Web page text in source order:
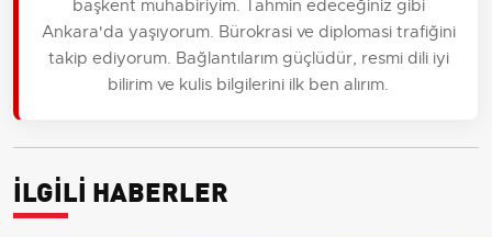
başkent muhabiriyim. Tahmin edeceğiniz gibi
Ankara'da yaşıyorum. Bürokrasi ve diplomasi trafiğini
takip ediyorum. Bağlantılarım güçlüdür, resmi dili iyi
bilirim ve kulis bilgilerini ilk ben alırım.
İLGİLİ HABERLER